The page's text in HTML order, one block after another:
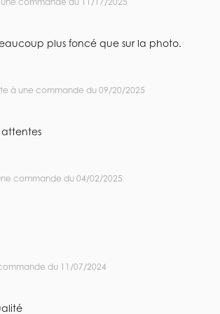
plus foncé que sur la photo.
à une commande du 09/20/2025
commande du 04/02/2025
du 11/07/2024